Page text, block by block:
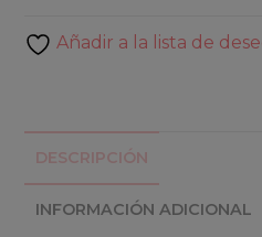
en
color
Añadir a la lista de
DESCRIPCIÓN
INFORMACIÓN ADICIONAL